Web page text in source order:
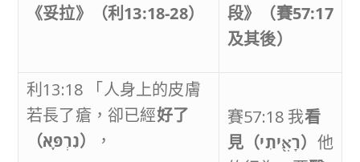
《妥拉》（利13:18-28）
段》（賽57:17
及其後）
利13:18 「人身上的皮膚
若長了瘡，卻已經好了
（נִרְפָּֽא） ，
賽57:18 我看
見（רָאִ֖יתִי） 他